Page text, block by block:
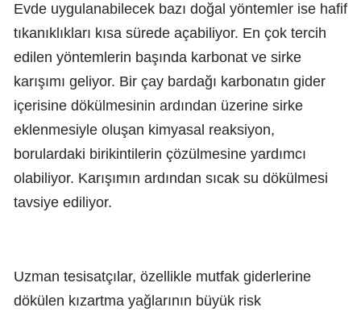
Evde uygulanabilecek bazı doğal yöntemler ise hafif
tıkanıklıkları kısa sürede açabiliyor. En çok tercih
edilen yöntemlerin başında karbonat ve sirke
karışımı geliyor. Bir çay bardağı karbonatın gider
içerisine dökülmesinin ardından üzerine sirke
eklenmesiyle oluşan kimyasal reaksiyon,
borulardaki birikintilerin çözülmesine yardımcı
olabiliyor. Karışımın ardından sıcak su dökülmesi
tavsiye ediliyor.
Uzman tesisatçılar, özellikle mutfak giderlerine
dökülen kızartma yağlarının büyük risk